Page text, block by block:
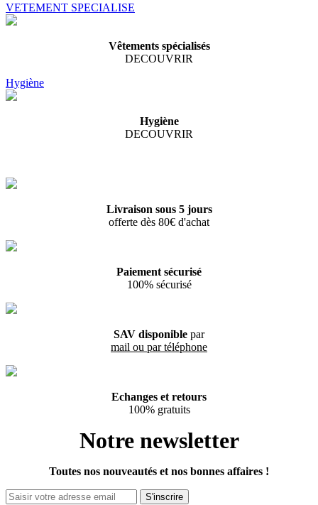
VETEMENT SPECIALISE
Vêtements spécialisés
DECOUVRIR
Hygiène
Hygiène
DECOUVRIR
Livraison sous 5 jours
offerte dès 80€ d'achat
Paiement sécurisé
100% sécurisé
SAV disponible par
mail ou par téléphone
Echanges et retours
100% gratuits
Notre newsletter
Toutes nos nouveautés et nos bonnes affaires !
S'inscrire